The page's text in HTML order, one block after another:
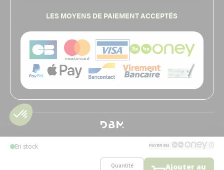
En stock
Quantité Ajouter au
LES MOYENS DE PAIEMENT ACCEPTÉS